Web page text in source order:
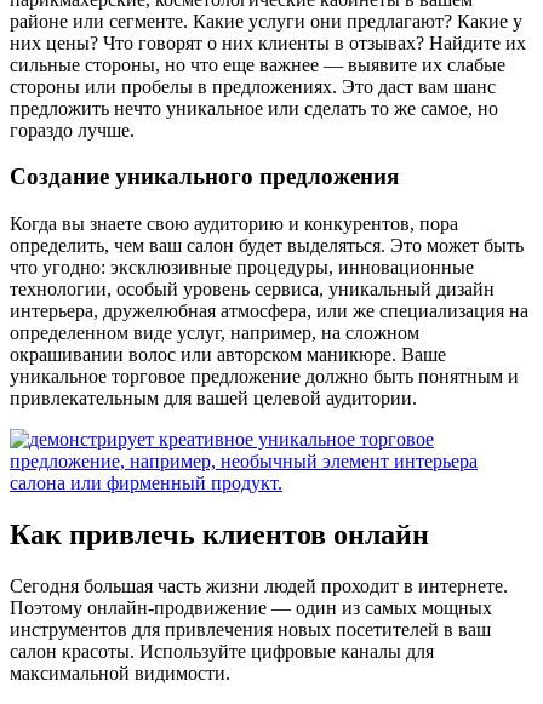
районе или сегменте. Какие услуги они предлагают? Какие у
них цены? Что говорят о них клиенты в отзывах? Найдите их
сильные стороны, но что еще важнее — выявите их слабые
стороны или пробелы в предложениях. Это даст вам шанс
предложить нечто уникальное или сделать то же самое, но
гораздо лучше.
Создание уникального предложения
Когда вы знаете свою аудиторию и конкурентов, пора
определить, чем ваш салон будет выделяться. Это может быть
что угодно: эксклюзивные процедуры, инновационные
технологии, особый уровень сервиса, уникальный дизайн
интерьера, дружелюбная атмосфера, или же специализация на
определенном виде услуг, например, на сложном
окрашивании волос или авторском маникюре. Ваше
уникальное торговое предложение должно быть понятным и
привлекательным для вашей целевой аудитории.
Как привлечь клиентов онлайн
Сегодня большая часть жизни людей проходит в интернете.
Поэтому онлайн-продвижение — один из самых мощных
инструментов для привлечения новых посетителей в ваш
салон красоты. Используйте цифровые каналы для
максимальной видимости.